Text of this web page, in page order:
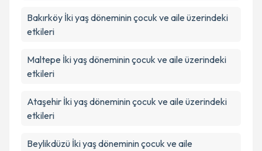
Takvim Talebini Gönder
Bakırköy İki yaş döneminin çocuk ve aile üzerindeki
etkileri
Maltepe İki yaş döneminin çocuk ve aile üzerindeki
etkileri
Ataşehir İki yaş döneminin çocuk ve aile üzerindeki
etkileri
Beylikdüzü İki yaş döneminin çocuk ve aile